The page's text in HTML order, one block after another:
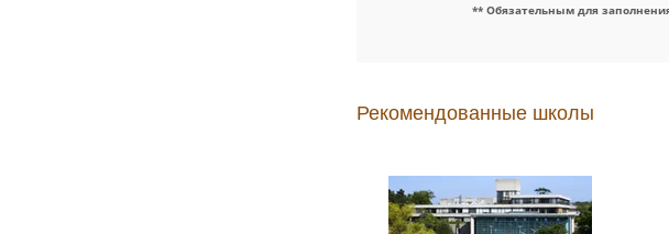
** Обязательным для
Рекомендованные школы